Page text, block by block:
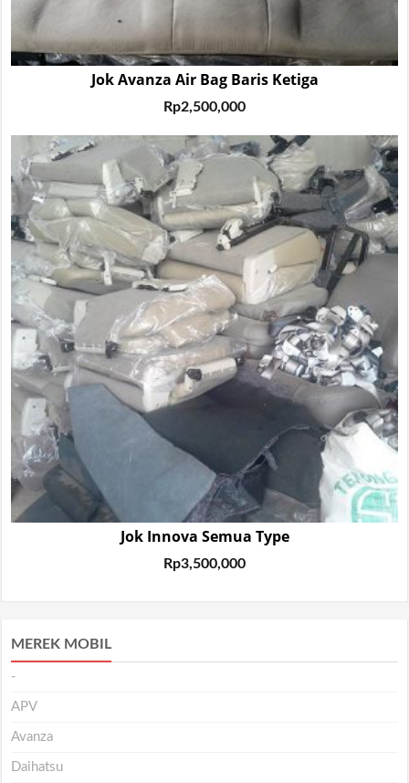
Jok Avanza Air Bag Baris Ketiga
Rp2,500,000
Jok Innova Semua Type
Rp3,500,000
MEREK MOBIL
-
APV
Avanza
Daihatsu